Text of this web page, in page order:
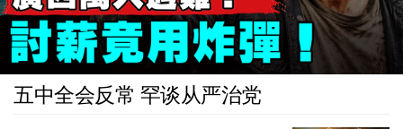
五中全会反常 罕谈从严治党